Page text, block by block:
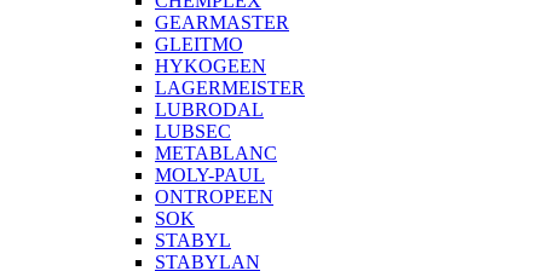
GEARMASTER
GLEITMO
HYKOGEEN
LAGERMEISTER
LUBRODAL
LUBSEC
METABLANC
MOLY-PAUL
ONTROPEEN
SOK
STABYL
STABYLAN